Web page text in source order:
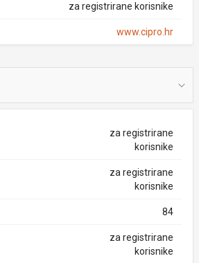
za registrirane korisnike
www.cipro.hr
za registrirane
korisnike
za registrirane
korisnike
84
za registrirane
korisnike